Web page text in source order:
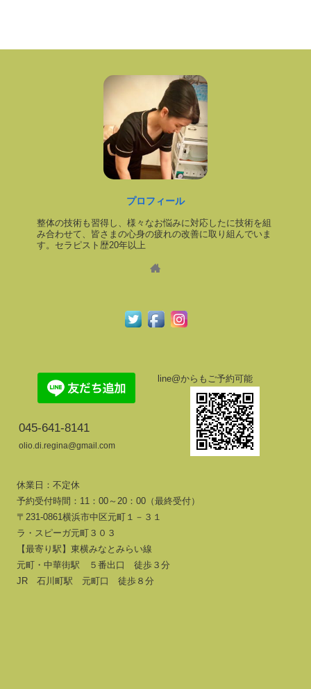
プロフィール
整体の技術も習得し、様々なお悩みに対応したに技術を組
み合わせて、皆さまの心身の疲れの改善に取り組んでいま
す。セラピスト歴20年以上
045-641-8141
olio.di.regina@gmail.com
line@からもご予約可能
休業日：不定休
予約受付時間：11：00～20：00（最終受付）
〒231-0861横浜市中区元町１－３１
ラ・スピーガ元町３０３
【最寄り駅】東横みなとみらい線
元町・中華街駅 ５番出口 徒歩３分
JR 石川町駅 元町口 徒歩８分